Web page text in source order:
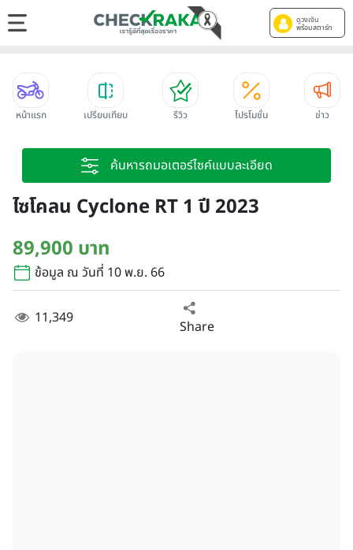
ดูวงเงิน
พร้อมสตาร์ท
หน้าแรก เปรียบเทียบ รีวิว โปรโมชั่น ข่าว
ค้นหารถมอเตอร์ไซค์แบบละเอียด
ไซโคลน Cyclone RT 1 ปี 2023
89,900 บาท
ข้อมูล ณ วันที่ 10 พ.ย. 66
11,349 Share